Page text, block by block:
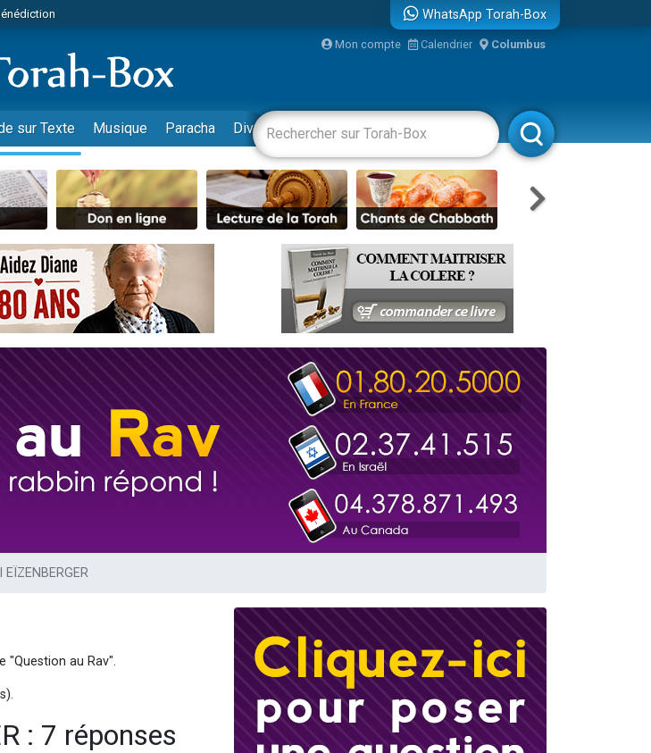
sur Zoom
Diane, 80 ans, dans un appartement insalubre
WhatsApp
WhatsApp
5 jours de vacances aux Orphelins
WhatsApp
Sauvez la jambe de Yohan
Music
sur Zoom
WhatsApp
WhatsApp
WhatsApp
Tsédaka : pauvres d'Israel
WhatsApp Torah-Box
Mon compte Calendrier Columbus
sur Texte Musique Paracha Divertissements Livres Rabbanim
"Question au Rav".
: 7 réponses